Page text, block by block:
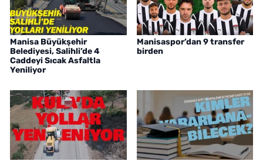
Manisa Büyükşehir
Belediyesi, Salihli’de 4
Caddeyi Sıcak Asfaltla
Yeniliyor
Manisaspor’dan 9 transfer
birden